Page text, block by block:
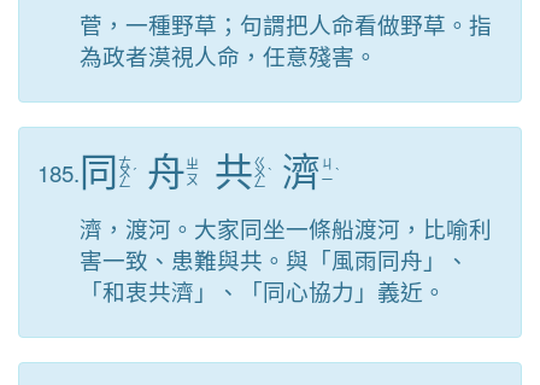
菅，一種野草；句謂把人命看做野草。指
為政者漠視人命，任意殘害。
185. 同 ㄊ
ㄨ
ㄥ
ˊ 舟ㄓ
ㄡ
共ㄍ
ㄨ
ㄥ
ˋ 濟 ㄐ
ㄧˋ
濟，渡河。大家同坐一條船渡河，比喻利
害一致、患難與共。與「風雨同舟」、
「和衷共濟」、「同心協力」義近。